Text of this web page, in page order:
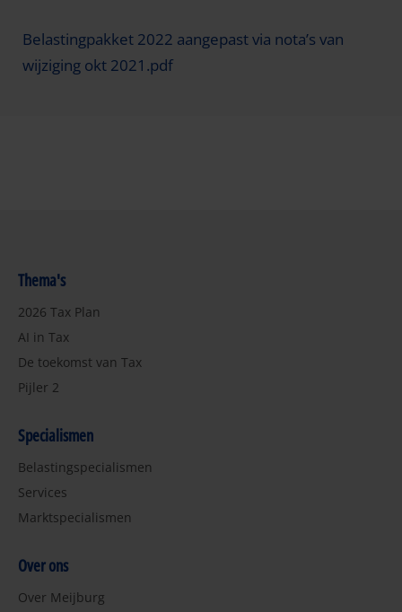
Belastingpakket 2022 aangepast via nota’s van
wijziging okt 2021.pdf
Thema's
2026 Tax Plan
AI in Tax
De toekomst van Tax
Pijler 2
Specialismen
Belastingspecialismen
Services
Marktspecialismen
Over ons
Over Meijburg